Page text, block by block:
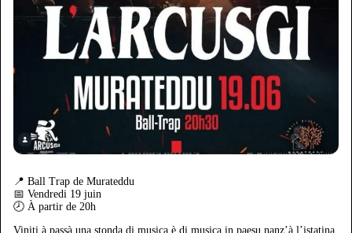
📍 Ball Trap de Murateddu
📅 Vendredi 19 juin
🕗 À partir de 20h
Viniti à passà una stonda di musica è di musica in paesu nanz’à l’istatina